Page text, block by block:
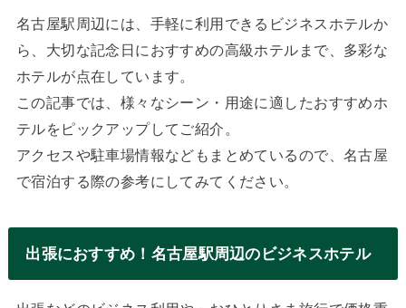
名古屋駅周辺には、手軽に利用できるビジネスホテルか
ら、大切な記念日におすすめの高級ホテルまで、多彩な
ホテルが点在しています。
この記事では、様々なシーン・用途に適したおすすめホ
テルをピックアップしてご紹介。
アクセスや駐車場情報などもまとめているので、名古屋
で宿泊する際の参考にしてみてください。
出張におすすめ！名古屋駅周辺のビジネスホテル